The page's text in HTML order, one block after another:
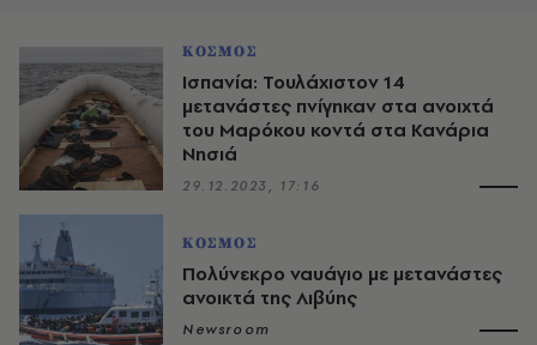
ΚΟΣΜΟΣ
Ισπανία: Τουλάχιστον 14
μετανάστες πνίγηκαν στα ανοιχτά
του Μαρόκου κοντά στα Κανάρια
Νησιά
29.12.2023, 17:16
ΚΟΣΜΟΣ
Πολύνεκρο ναυάγιο με μετανάστες
ανοικτά της Λιβύης
Newsroom